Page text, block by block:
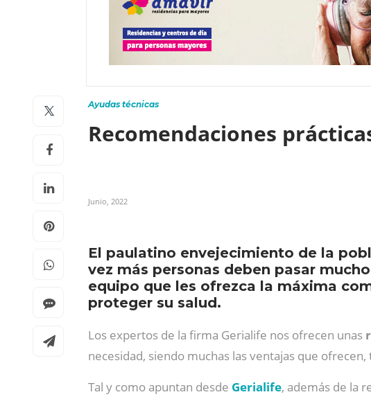
Ayudas técnicas
Recomendaciones
Junio, 2022
El paulatino envejecimiento de la
vez más personas deben pasar
equipo que les ofrezca la máxima
proteger su salud.
Los expertos de la firma Gerialife nos ofrecen unas
necesidad, siendo muchas lasventajas que ofrecen,
Tal y como apuntan desde Gerialife, además de la